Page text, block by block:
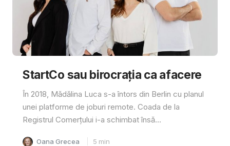
StartCo sau birocrația ca afacere
În 2018, Mădălina Luca s-a întors din Berlin cu planul
unei platforme de joburi remote. Coada de la
Registrul Comerțului i-a schimbat însă...
Oana Grecea 5 min